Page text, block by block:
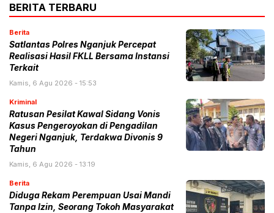
BERITA TERBARU
Berita
Satlantas Polres Nganjuk Percepat
Realisasi Hasil FKLL Bersama Instansi
Terkait
Kamis, 6 Agu 2026 - 15:53
Kriminal
Ratusan Pesilat Kawal Sidang Vonis
Kasus Pengeroyokan di Pengadilan
Negeri Nganjuk, Terdakwa Divonis 9
Tahun
Kamis, 6 Agu 2026 - 13:19
Berita
Diduga Rekam Perempuan Usai Mandi
Tanpa Izin, Seorang Tokoh Masyarakat